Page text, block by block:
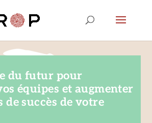
du futur pour
équipes et augmenter
de succès de votre